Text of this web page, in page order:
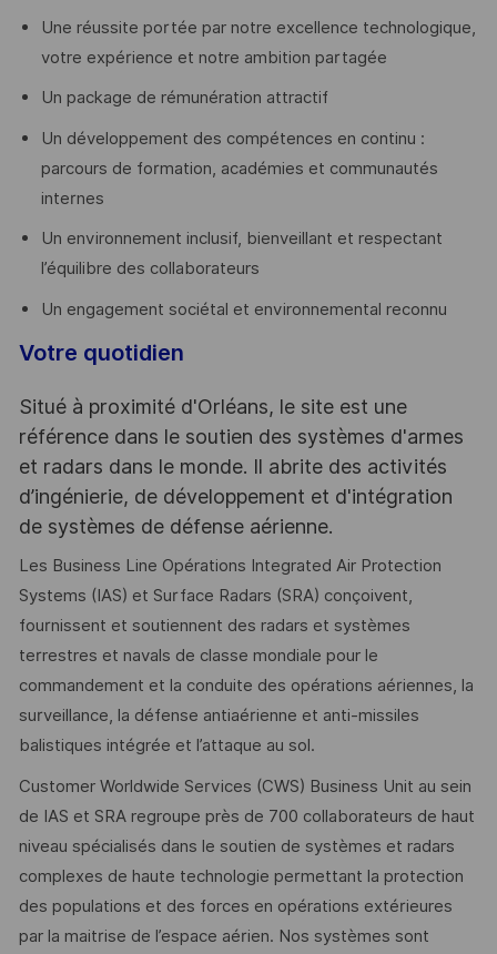
Une réussite portée par notre excellence technologique,
votre expérience et notre ambition partagée
Un package de rémunération attractif
Un développement des compétences en continu :
parcours de formation, académies et communautés
internes
Un environnement inclusif, bienveillant et respectant
l’équilibre des collaborateurs
Un engagement sociétal et environnemental reconnu
Votre quotidien
Situé à proximité d'Orléans, le site est une
référence dans le soutien des systèmes d'armes
et radars dans le monde. Il abrite des activités
d’ingénierie, de développement et d'intégration
de systèmes de défense aérienne.
Les Business Line Opérations Integrated Air Protection
Systems (IAS) et Surface Radars (SRA) conçoivent,
fournissent et soutiennent des radars et systèmes
terrestres et navals de classe mondiale pour le
commandement et la conduite des opérations aériennes, la
surveillance, la défense antiaérienne et anti-missiles
balistiques intégrée et l’attaque au sol.
Customer Worldwide Services (CWS) Business Unit au sein
de IAS et SRA regroupe près de 700 collaborateurs de haut
niveau spécialisés dans le soutien de systèmes et radars
complexes de haute technologie permettant la protection
des populations et des forces en opérations extérieures
par la maitrise de l’espace aérien. Nos systèmes sont